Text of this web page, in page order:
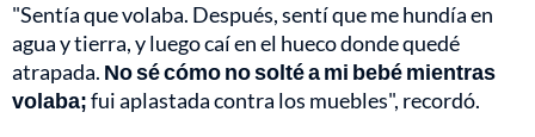
"Sentía que volaba. Después, sentí que me hundía en
agua y tierra, y luego caí en el hueco donde quedé
atrapada. No sé cómo no solté a mi bebé mientras
volaba;fui aplastada contra los muebles", recordó.